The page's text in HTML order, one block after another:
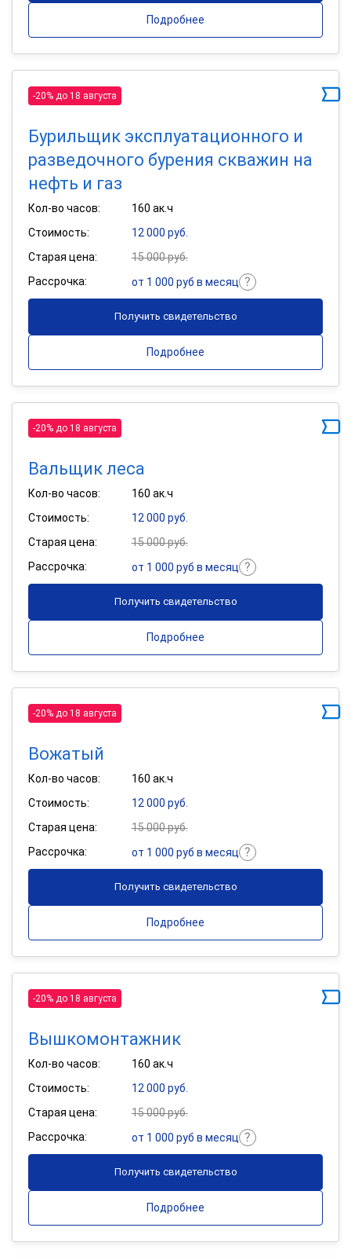
Подробнее
-20% до 18 августа
Бурильщик эксплуатационного и
разведочного бурения скважин на
нефть и газ
Кол-во часов:
160 ак.ч
Стоимость:
12 000 руб.
Старая цена:
15 000 руб.
Рассрочка:
от 1 000 руб в месяц
Получить свидетельство
Подробнее
-20% до 18 августа
Вальщик леса
Кол-во часов:
160 ак.ч
Стоимость:
12 000 руб.
Старая цена:
15 000 руб.
Рассрочка:
от 1 000 руб в месяц
Получить свидетельство
Подробнее
-20% до 18 августа
Вожатый
Кол-во часов:
160 ак.ч
Стоимость:
12 000 руб.
Старая цена:
15 000 руб.
Рассрочка:
от 1 000 руб в месяц
Получить свидетельство
Подробнее
-20% до 18 августа
Вышкомонтажник
Кол-во часов:
160 ак.ч
Стоимость:
12 000 руб.
Старая цена:
15 000 руб.
Рассрочка:
от 1 000 руб в месяц
Получить свидетельство
Подробнее